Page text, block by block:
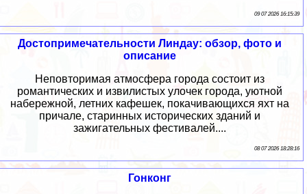
09 07 2026 16:15:39
Достопримечательности Линдау: обзор, фото и
описание
Неповторимая атмосфера города состоит из
романтических и извилистых улочек города, уютной
набережной, летних кафешек, покачивающихся яхт на
причале, старинных исторических зданий и
зажигательных фестивалей....
08 07 2026 18:28:16
Гонконг